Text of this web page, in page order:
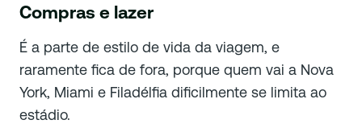
Compras e lazer
É a parte de estilo de vida da viagem, e
raramente fica de fora, porque quem vai a Nova
York, Miami e Filadélfia dificilmente se limita ao
estádio.